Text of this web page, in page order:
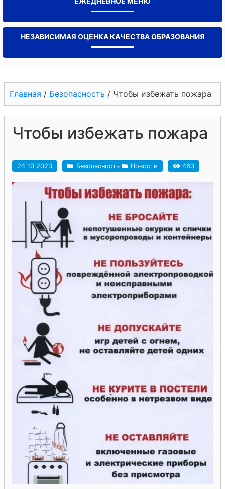
НЕЗАВИСИМАЯ ОЦЕНКА КАЧЕСТВА ОБРАЗОВАНИЯ
Главная / Безопасность / Чтобы избежать пожара
Чтобы избежать пожара
24 10 2023 Безопасность Новости 463